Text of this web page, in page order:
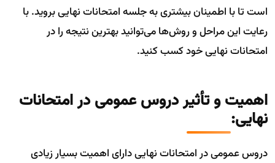
است تا با اطمینان بیشتری به جلسه امتحانات نهایی بروید. با
رعایت این مراحل و روش‌ها می‌توانید بهترین نتیجه را در
امتحانات نهایی خود کسب کنید.
اهمیت و تأثیر دروس عمومی در امتحانات
نهایی:
دروس عمومی در امتحانات نهایی دارای اهمیت بسیار زیادی